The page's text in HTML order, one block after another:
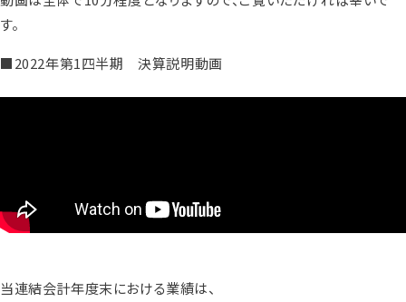
す。
■2022年第1四半期 決算説明動画
当連結会計年度末における業績は、